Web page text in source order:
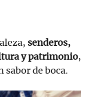
senderos,
y patrimonio,
sabor de boca.